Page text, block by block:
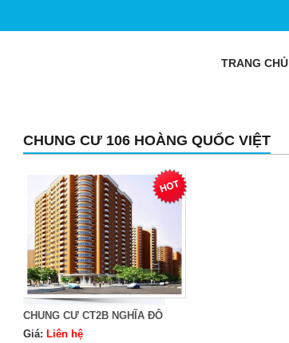
TRANG CHỦ
CHUNG CƯ 106 HOÀNG QUỐC VIỆT
CHUNG CƯ CT2B NGHĨA ĐÔ
Giá: Liên hệ